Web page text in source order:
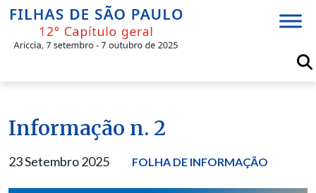
Skip
content
Informação n. 2
23 Setembro 2025 FOLHA DE INFORMAÇÃO